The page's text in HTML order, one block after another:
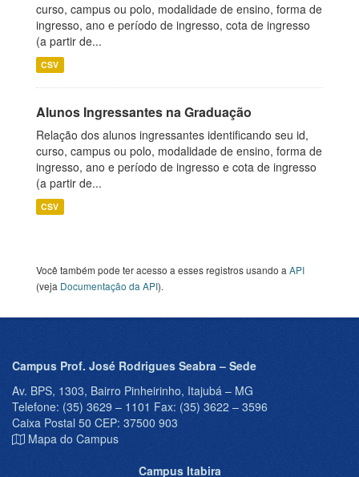
curso, campus ou polo, modalidade de ensino, forma de
ingresso, ano e período de ingresso, cota de ingresso
(a partir de...
CSV
Alunos Ingressantes na Graduação
Relação dos alunos ingressantes identificando seu id,
curso, campus ou polo, modalidade de ensino, forma de
ingresso, ano e período de ingresso e cota de ingresso
(a partir de...
CSV
Você também pode ter acesso a esses registros usando a API
(veja Documentação da API).
Campus Prof. José Rodrigues Seabra – Sede
Av. BPS, 1303, Bairro Pinheirinho, Itajubá – MG
Telefone: (35) 3629 – 1101 Fax: (35) 3622 – 3596
Caixa Postal 50 CEP: 37500 903
Mapa do Campus
Campus Itabira